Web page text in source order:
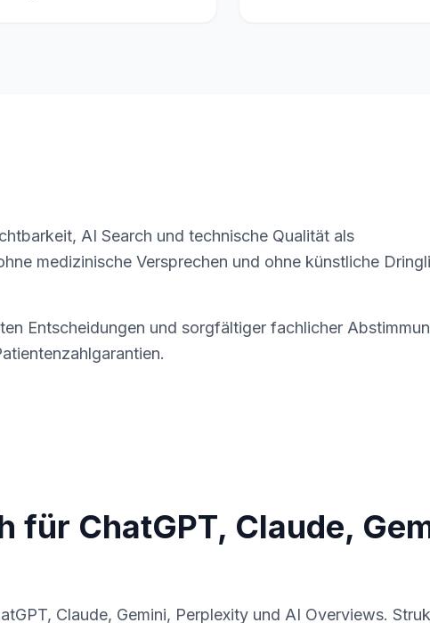
AI Search und technische Qualität als
medizinische Versprechen und ohne künstliche
Entscheidungen und sorgfältiger fachlicher
für ChatGPT, Claude,
Claude, Gemini, Perplexity und AI Overviews.